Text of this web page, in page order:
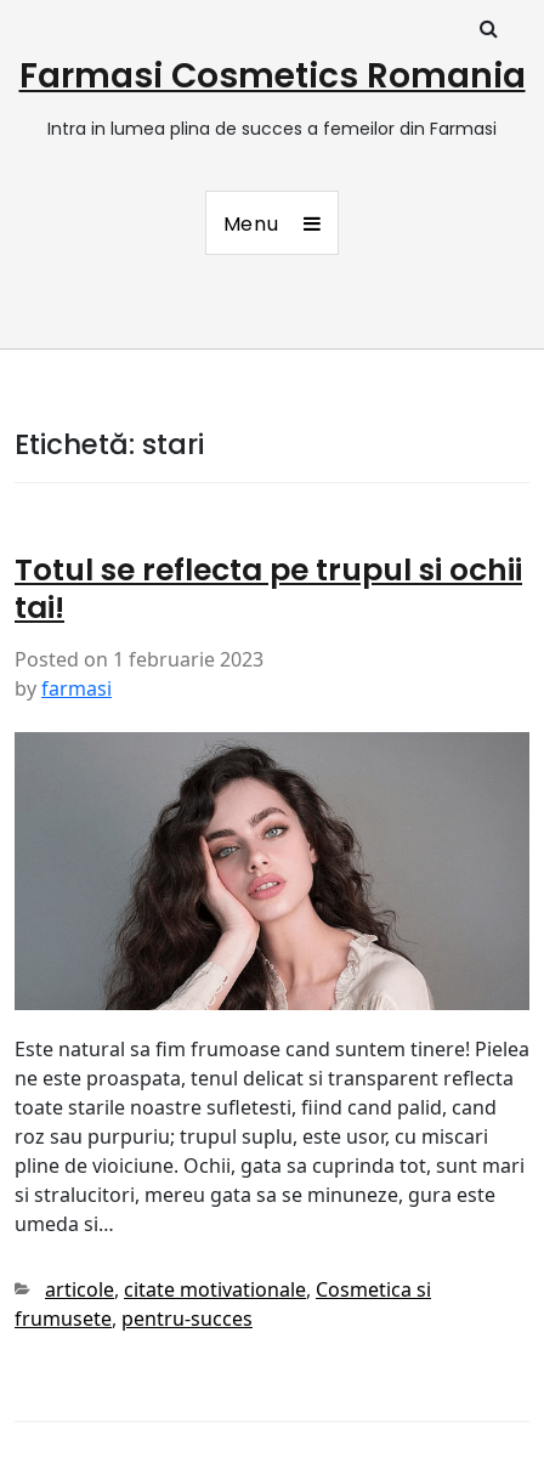
Farmasi Cosmetics Romania
Intra in lumea plina de succes a femeilor din Farmasi
Menu
Etichetă: stari
Totul se reflecta pe trupul si ochii
tai!
Posted on 1 februarie 2023
byfarmasi
Este natural sa fim frumoase cand suntem tinere! Pielea
ne este proaspata, tenul delicat si transparent reflecta
toate starile noastre sufletesti, fiind cand palid, cand
roz sau purpuriu; trupul suplu, este usor, cu miscari
pline de vioiciune. Ochii, gata sa cuprinda tot, sunt mari
si stralucitori, mereu gata sa se minuneze, gura este
umeda si…
Categories
articole, citate motivationale, Cosmetica si
frumusete, pentru-succes